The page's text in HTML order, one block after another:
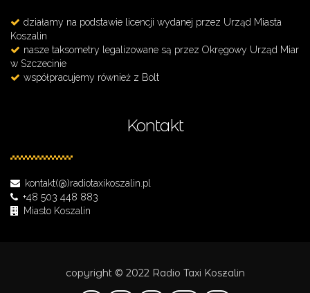
działamy na podstawie licencji wydanej przez Urząd Miasta
Koszalin
nasze taksometry legalizowane są przez Okręgowy Urząd Miar
w Szczecinie
współpracujemy również z Bolt
Kontakt
kontakt(@)radiotaxikoszalin.pl
+48 503 448 883
Miasto Koszalin
copyright © 2022 Radio Taxi Koszalin